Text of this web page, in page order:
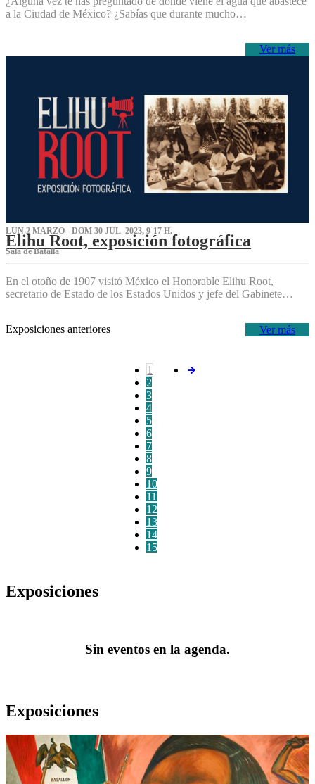
a la Ciudad de México? ¿Sabías que durante mucho…
Ver más
LUN 2 MARZO - DOM 30 JUL 2023, 9-17 H.
Elihu Root, exposición fotográfica
Sala de Batalla
En el otoño de 1907 visitó México el Honorable Elihu Root,
secretario de Estado de los Estados Unidos y jefe del Gabinete…
Ver más
Exposiciones anteriores
1
2
3
4
5
6
7
8
9
10
11
12
13
14
15
Exposiciones
Sin eventos en la agenda.
Exposiciones